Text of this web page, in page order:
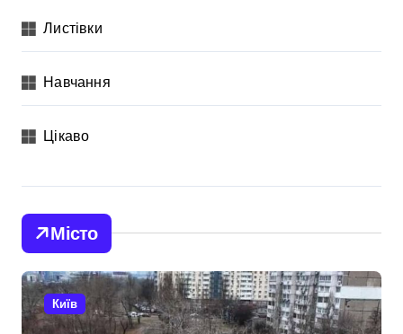
Листівки
Навчання
Цікаво
Місто
Київ